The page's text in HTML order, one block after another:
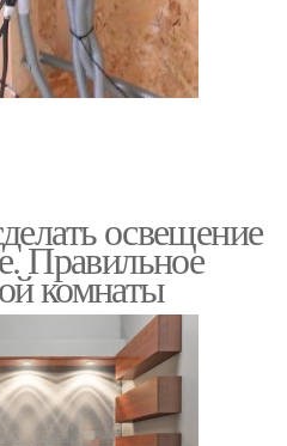
освещение
Правильное
комнаты